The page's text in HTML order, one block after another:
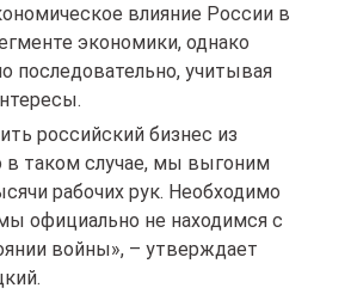
влияние России в
экономики, однако
последовательно, учитывая
российский бизнес из
в таком случае, мы выгоним
рабочих рук. Необходимо
официально не находимся с
войны», – утверждает